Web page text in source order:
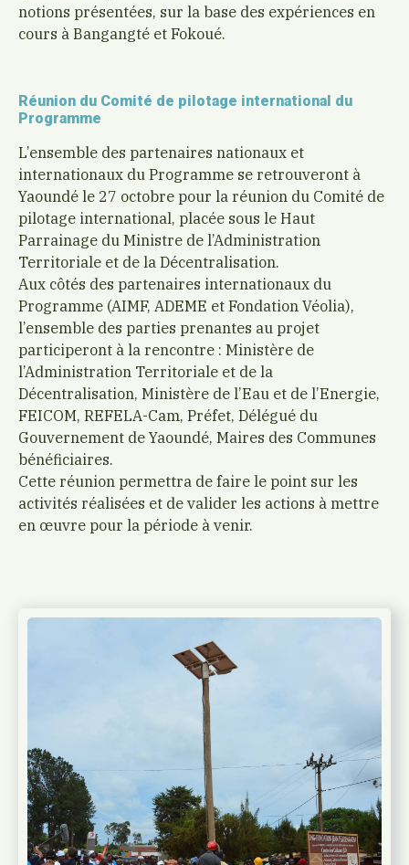
notions présentées, sur la base des expériences en
cours à Bangangté et Fokoué.
Réunion du Comité de pilotage international du
Programme
L’ensemble des partenaires nationaux et
internationaux du Programme se retrouveront à
Yaoundé le 27 octobre pour la réunion du Comité de
pilotage international, placée sous le Haut
Parrainage du Ministre de l’Administration
Territoriale et de la Décentralisation.
Aux côtés des partenaires internationaux du
Programme (AIMF, ADEME et Fondation Véolia),
l’ensemble des parties prenantes au projet
participeront à la rencontre : Ministère de
l’Administration Territoriale et de la
Décentralisation, Ministère de l’Eau et de l’Energie,
FEICOM, REFELA-Cam, Préfet, Délégué du
Gouvernement de Yaoundé, Maires des Communes
bénéficiaires.
Cette réunion permettra de faire le point sur les
activités réalisées et de valider les actions à mettre
en œuvre pour la période à venir.